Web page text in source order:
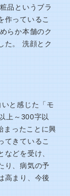
品というブラ
作っているこ
らか本舗のク
た。 洗顔とク
と感じた「モ
上～300字以
まったことに興
てきているこ
などを受け、
り、病気の予
高まり、今後